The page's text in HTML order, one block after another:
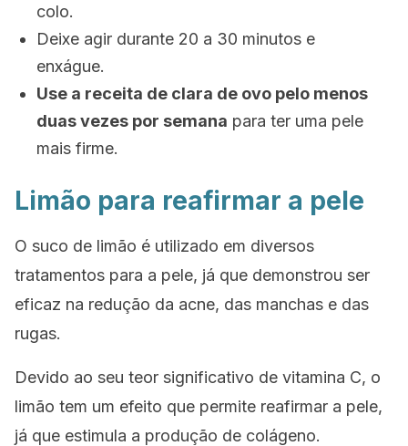
colo.
Deixe agir durante 20 a 30 minutos e
enxágue.
Use a receita de clara de ovo pelo menos
duas vezes por semana para ter uma pele
mais firme.
Limão para reafirmar a pele
O suco de limão é utilizado em diversos
tratamentos para a pele, já que demonstrou ser
eficaz na redução da acne, das manchas e das
rugas.
Devido ao seu teor significativo de vitamina C, o
limão tem um efeito que permite reafirmar a pele,
já que estimula a produção de colágeno.